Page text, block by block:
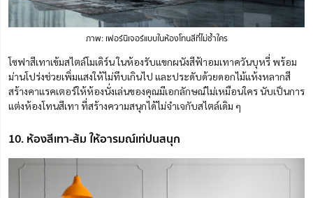
ภาพ: เฟอร์นิเจอร์แบบในห้องโทนสีที่ไม่ซ้ำใคร
โซฟาสีเทาเข้มสไตล์โมเดิร์น ในห้องรับแขกผนังสีฟ้าอมเทาควันบุหรี่ พร้อม
ม่านโปร่งช่วยเพิ่มแสงให้ไม่ทึบเกินไป และประดับด้วยดอกไม้แห้งหลากสี
สร้างคาแรคเตอร์ให้ห้องนั่งเล่นของคุณมีเอกลักษณ์ไม่เหมือนใคร นับเป็นการ
แต่งห้องโทนสีเทา ที่สร้างความสนุกได้ไม่จำเจกับสไตล์เดิม ๆ
10. ห้องสีเทา-ส้ม ให้อารมณ์เท่ปนสนุก